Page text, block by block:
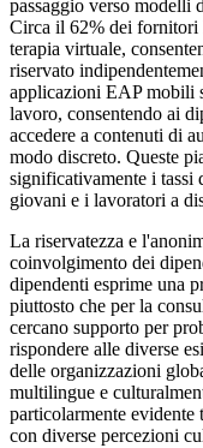
passaggio verso
Circa il 62% dei fornitori
terapia virtuale,
riservato
applicazioni EAP mobili
lavoro, consentendo ai
accedere a contenuti di
modo discreto. Queste
significativamente i
giovani e i lavoratori a
La riservatezza e
coinvolgimento dei
dipendenti esprime una
piuttosto che per la
cercano supporto per
rispondere alle diverse
delle organizzazioni
multilingue e
particolarmente
con diverse percezioni